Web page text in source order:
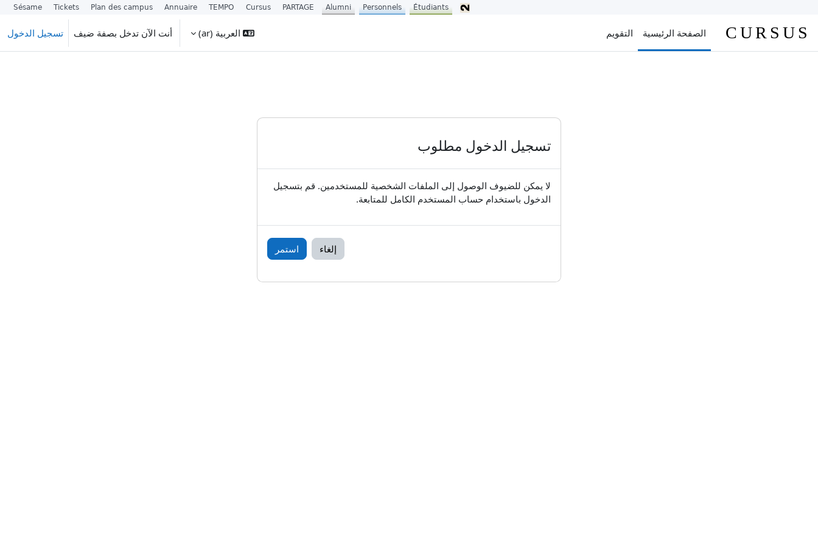
CURSUS الصفحة الرئيسية التقويم العربية ‎(ar)‎ أنت الآن تدخل بصفة ضيف تسجيل الدخول
تسجيل الدخول مطلوب
لا يمكن للضيوف الوصول إلى الملفات الشخصية للمستخدمين. قم بتسجيل
الدخول باستخدام حساب المستخدم الكامل للمتابعة.
إلغاء استمر
Étudiants
Personnels
Alumni
PARTAGE
Cursus
TEMPO
Annuaire
Plan des campus
Tickets
Sésame